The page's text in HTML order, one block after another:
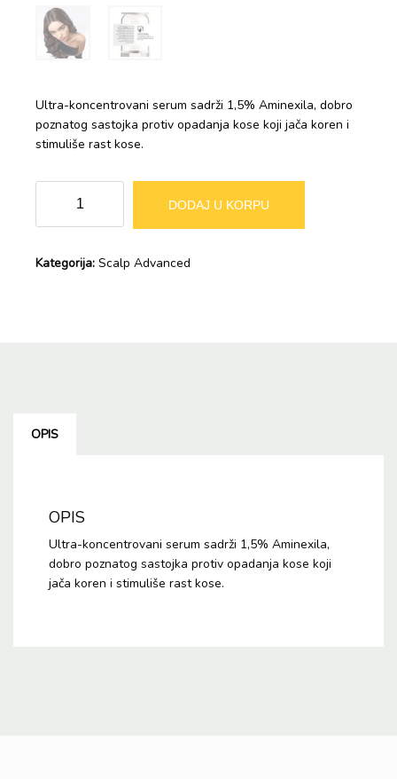
Ultra-koncentrovani serum sadrži 1,5% Aminexila, dobro
poznatog sastojka protiv opadanja kose koji jača koren i
stimuliše rast kose.
Aminexil
Advanced
10x6ml
DODAJ U KORPU
Kategorija: Scalp Advanced
OPIS
OPIS
Ultra-koncentrovani serum sadrži 1,5% Aminexila,
dobro poznatog sastojka protiv opadanja kose koji
jača koren i stimuliše rast kose.